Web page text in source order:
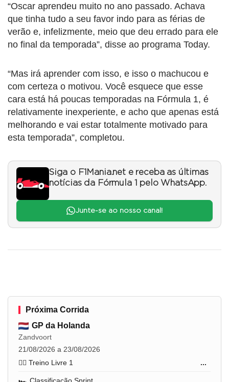
“Oscar aprendeu muito no ano passado. Achava
que tinha tudo a seu favor indo para as férias de
verão e, infelizmente, meio que deu errado para ele
no final da temporada”, disse ao programa Today.
“Mas irá aprender com isso, e isso o machucou e
com certeza o motivou. Você esquece que esse
cara está há poucas temporadas na Fórmula 1, é
relativamente inexperiente, e acho que apenas está
melhorando e vai estar totalmente motivado para
esta temporada”, completou.
Siga o F1Mania.net e receba as últimas
notícias da Fórmula 1 pelo WhatsApp.
Junte-se ao nosso canal!
Próxima Corrida
GP da Holanda
Zandvoort
21/08/2026 a 23/08/2026
🏋️‍♂️ Treino Livre 1
...